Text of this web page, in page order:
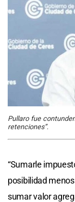
Pullaro fue
retenciones”.
“Sumarle
posibilidad
sumar valor